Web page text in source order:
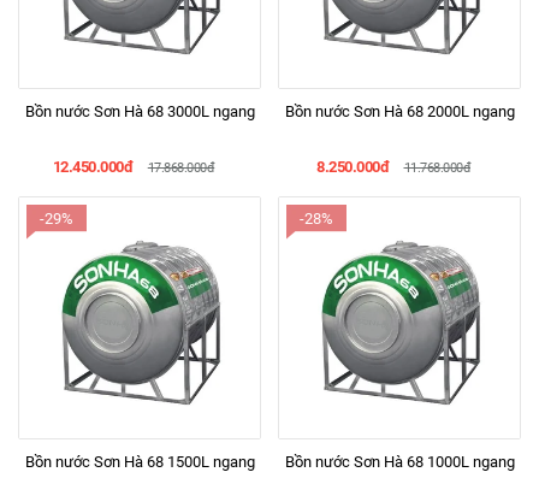
Bồn nước Sơn Hà 68 3000L ngang
12.450.000đ 17.868.000đ
Bồn nước Sơn Hà 68 2000L ngang
8.250.000đ 11.768.000đ
-29%
Bồn nước Sơn Hà 68 1500L ngang
-28%
Bồn nước Sơn Hà 68 1000L ngang